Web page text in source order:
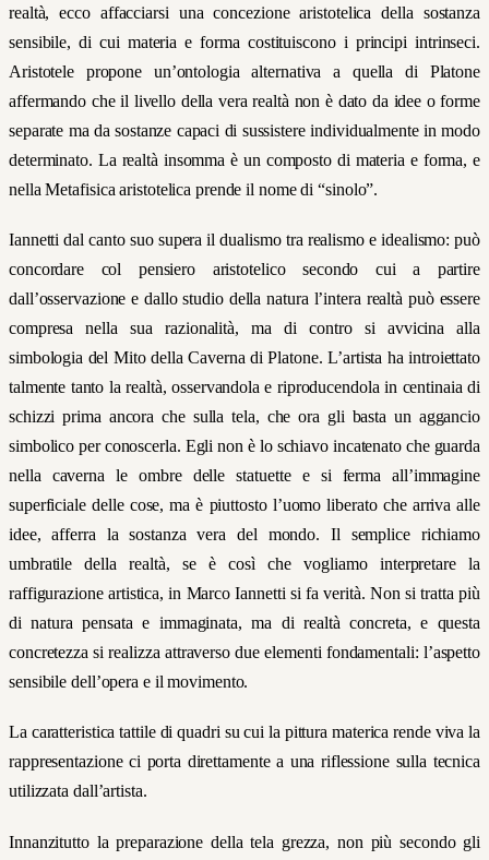
realtà, ecco affacciarsi una concezione aristotelica della sostanza
sensibile, di cui materia e forma costituiscono i principi intrinseci.
Aristotele propone un’ontologia alternativa a quella di Platone
affermando che il livello della vera realtà non è dato da idee o forme
separate ma da sostanze capaci di sussistere individualmente in modo
determinato. La realtà insomma è un composto di materia e forma, e
nella Metafisica aristotelica prende il nome di “sinolo”.
Iannetti dal canto suo supera il dualismo tra realismo e idealismo: può
concordare col pensiero aristotelico secondo cui a partire
dall’osservazione e dallo studio della natura l’intera realtà può essere
compresa nella sua razionalità, ma di contro si avvicina alla
simbologia del Mito della Caverna di Platone. L’artista ha introiettato
talmente tanto la realtà, osservandola e riproducendola in centinaia di
schizzi prima ancora che sulla tela, che ora gli basta un aggancio
simbolico per conoscerla. Egli non è lo schiavo incatenato che guarda
nella caverna le ombre delle statuette e si ferma all’immagine
superficiale delle cose, ma è piuttosto l’uomo liberato che arriva alle
idee, afferra la sostanza vera del mondo. Il semplice richiamo
umbratile della realtà, se è così che vogliamo interpretare la
raffigurazione artistica, in Marco Iannetti si fa verità. Non si tratta più
di natura pensata e immaginata, ma di realtà concreta, e questa
concretezza si realizza attraverso due elementi fondamentali: l’aspetto
sensibile dell’opera e il movimento.
La caratteristica tattile di quadri su cui la pittura materica rende viva la
rappresentazione ci porta direttamente a una riflessione sulla tecnica
utilizzata dall’artista.
Innanzitutto la preparazione della tela grezza, non più secondo gli